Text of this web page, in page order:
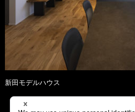
新田モデルハウス